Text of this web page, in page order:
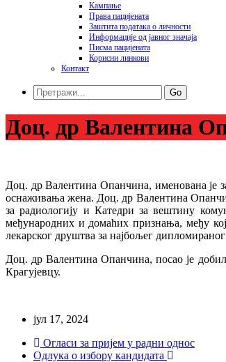
Кампање
Права пацијената
Заштита података o личности
Информације од јавног значаја
Писма пацијената
Корисни линкови
Контакт
Go
Доц. др Валентина
Доц. др Валентина Опанчина, именована је
оснаживања жена. Доц. др Валентина
за радиологију и Катедри за вештину
међународних и домаћих признања, међу
лекарског друштва за најбољег
Доц. др Валентина Опанчина, посао је
Крагујевцу.
јул 17, 2024
Огласи за пријем у радни однос
Одлука о избору кандидата